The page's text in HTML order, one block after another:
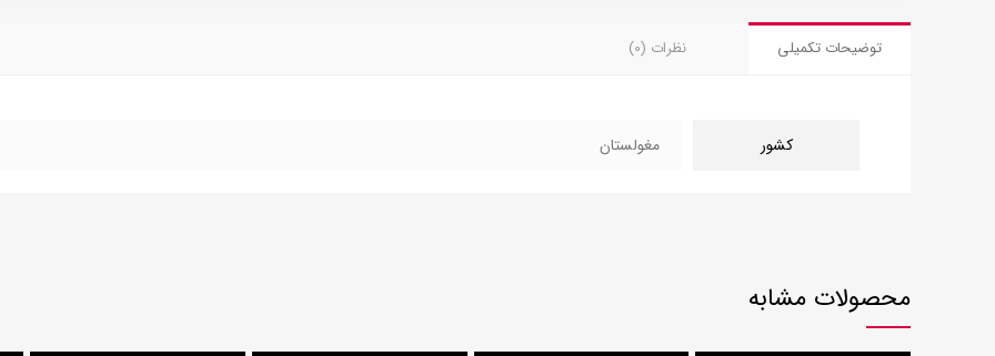
توضیحات تکمیلی نظرات (0)
کشور مغولستان
محصولات مشابه